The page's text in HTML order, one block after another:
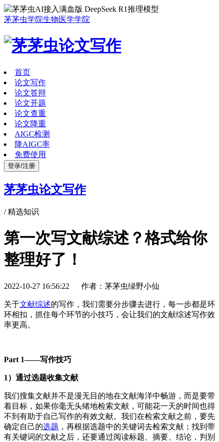
茅茅虫AI接入满血版 DeepSeek R1推理模型
茅茅虫学院生物医学学院
首页
论文写作
论文答辩
论文开题
论文查重
论文降重
AIGC检测
降AIGC率
免费使用
登录/注册
茅茅虫论文写作
/精选知识
第一次写文献综述？格式给你
整理好了！
2022-10-27 16:56:22 作者：茅茅虫绿野小仙
关于文献综述的写作，我们需要分步骤去进行，每一步都是环
环相扣，抓住每个环节的小技巧，会让我们的文献综述写作效
率更高。
Part 1——写作技巧
1）通过选题收集文献
我们搜集文献并不是漫无目的地在文献海洋中畅游，而是要带
着目标，如果你毫无头绪地检索文献，可能花一天的时间也得
不到有助于自己写作的有效文献。我们在检索文献之前，要先
确定自己的选题 ，再根据选题中的关键词去检索文献；找到带
有关键词的文献之后，还要通过阅读标题、摘要、结论，判别